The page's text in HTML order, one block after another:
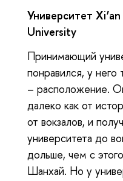
Университет
University
Принимающий
понравился, у
– расположение.
далеко как от
от вокзалов, и
университета до
дольше, чем с
Шанхай. Но у